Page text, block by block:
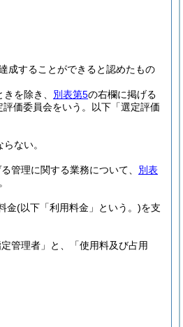
成することができると認めたもの
を除き、 別表第5の右欄に掲げる
価委員会をいう。以下「選定評価
ない。
管理に関する業務について、 別表
金(以下「利用料金」という。)を支
管理者」と、「使用料及び占用